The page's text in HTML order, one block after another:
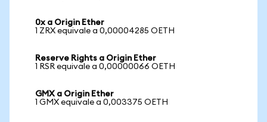
0x a Origin Ether
1 ZRX equivale a 0,00004285 OETH
Reserve Rights a Origin Ether
1 RSR equivale a 0,00000066 OETH
GMX a Origin Ether
1 GMX equivale a 0,003375 OETH